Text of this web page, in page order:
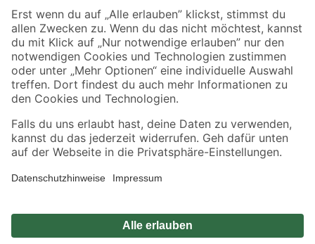
Sicher einkaufen
Jetzt die toom-App herunterladen
Alle Preisangaben in EUR inkl. gesetzl. MwSt.. Die dargestellten Angebote sind unter
Umständen nicht in allen Märkten verfügbar. Die angegebenen Verfügbarkeiten beziehen
Produkte nur solange der Vorrat reicht.
*Paketversand ab 59 € versandkostenfrei, gilt nicht für Artikel mit Speditionsversand, hier
Privatsphäre Impressum
Nutzungsbedingungen
Widerrufsrecht Vertrag widerrufen